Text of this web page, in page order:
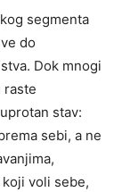
segmenta
do
Dok mnogi
raste
stav:
sebi, a ne
voli sebe,